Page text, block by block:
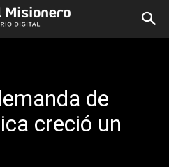
de
creció un